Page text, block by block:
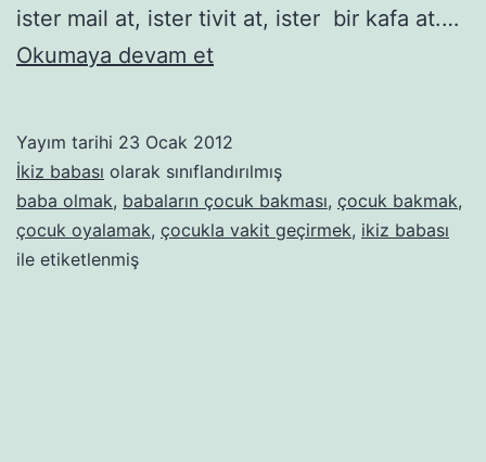
ister mail at, ister tivit at, ister bir kafa at.…
Okumaya devam etBabalara
3.
Bölüm:
Bebeleri
Yayım tarihi 23 Ocak 2012
İkiz babası olarak sınıflandırılmış
baba olmak, babaların çocuk bakması, çocuk bakmak,
çocuk oyalamak, çocukla vakit geçirmek, ikiz babası
ile etiketlenmiş